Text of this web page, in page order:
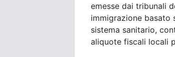
emesse dai tribunali
immigrazione basato
sistema sanitario,
aliquote fiscali locali